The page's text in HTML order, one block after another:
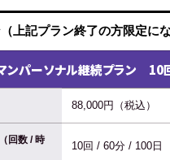
上記プラン終了の方限定にな
ンパーソナル継続プラン 10
88,000円（税込）
回数 / 時
10回 / 60分 / 100日